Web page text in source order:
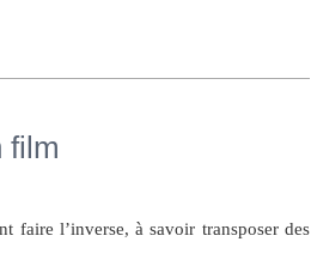
film
faire l’inverse, à savoir transposer des
Objectif Artisan à